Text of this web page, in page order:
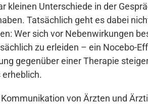
kleinen Unterschiede in der
Tatsächlich geht es dabei
Wer sich vor Nebenwirkungen
zu erleiden – ein Nocebo-
gegenüber einer Therapie
erheblich.
von Ärzten und